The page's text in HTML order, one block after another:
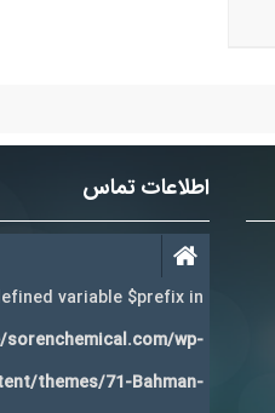
اطلاعات تماس
variable $prefix in
wp-
themes/71-Bahman-